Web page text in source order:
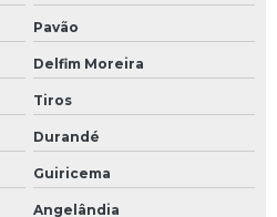
Pavão
Delfim Moreira
Tiros
Durandé
Guiricema
Angelândia